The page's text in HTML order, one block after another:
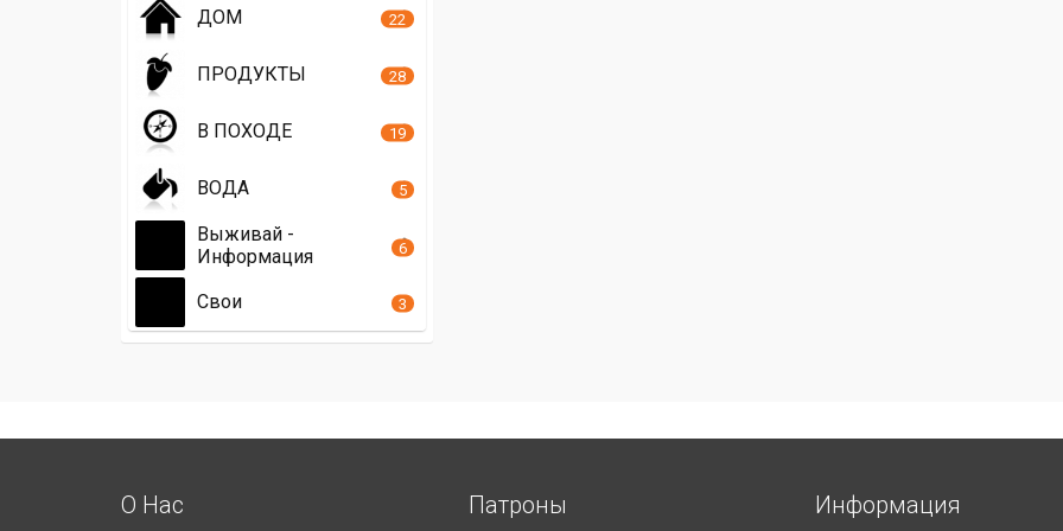
ДОМ 22
ПРОДУКТЫ 28
В ПОХОДЕ 19
ВОДА 5
Выживай -
Информация
6
Свои 3
О Нас Патроны Информация